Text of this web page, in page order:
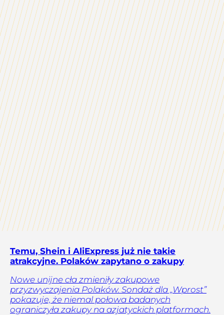
Temu, Shein i AliExpress już nie takie
atrakcyjne. Polaków zapytano o zakupy
Nowe unijne cła zmieniły zakupowe
przyzwyczajenia Polaków. Sondaż dla „Wprost”
pokazuje, że niemal połowa badanych
ograniczyła zakupy na azjatyckich platformach.